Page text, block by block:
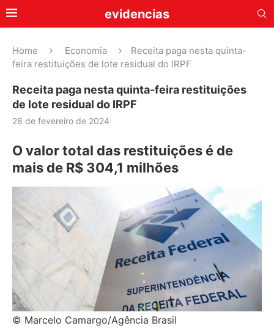
evidencias
Home Economia
Receita paga nesta quinta-
feira restituições de lote residual do IRPF
Receita paga nesta quinta-feira restituições
de lote residual do IRPF
28 de fevereiro de 2024
O valor total das restituições é de
mais de R$ 304,1 milhões
© Marcelo Camargo/Agência Brasil